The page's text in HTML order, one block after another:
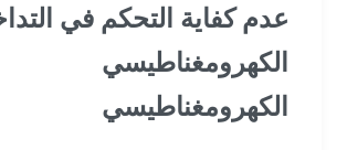
عدم كفاية التحكم في التداخل
الكهرومغناطيسي
الكهرومغناطيسي